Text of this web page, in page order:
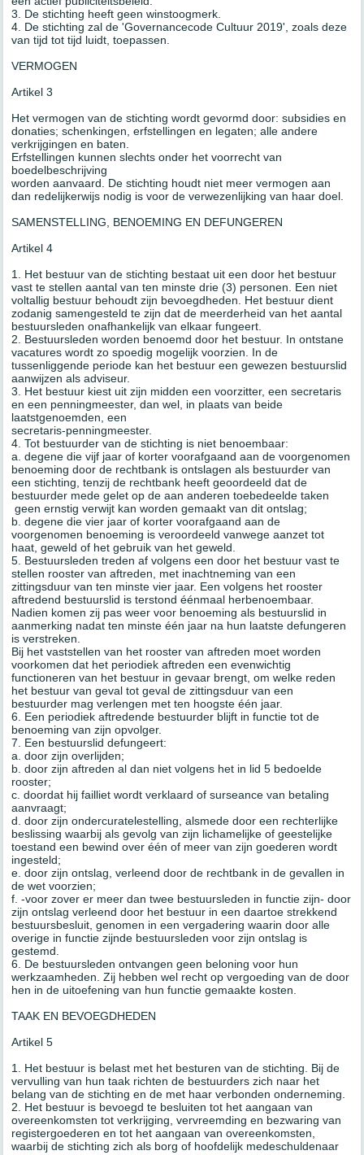
3. De stichting heeft geen winstoogmerk.
4. De stichting zal de 'Governancecode Cultuur 2019', zoals deze
van tijd tot tijd luidt, toepassen.
VERMOGEN
Artikel 3
Het vermogen van de stichting wordt gevormd door: subsidies en
donaties; schenkingen, erfstellingen en legaten; alle andere
verkrijgingen en baten.
Erfstellingen kunnen slechts onder het voorrecht van
boedelbeschrijving
worden aanvaard. De stichting houdt niet meer vermogen aan
dan redelijkerwijs nodig is voor de verwezenlijking van haar doel.
SAMENSTELLING, BENOEMING EN DEFUNGEREN
Artikel 4
1. Het bestuur van de stichting bestaat uit een door het bestuur
vast te stellen aantal van ten minste drie (3) personen. Een niet
voltallig bestuur behoudt zijn bevoegdheden. Het bestuur dient
zodanig samengesteld te zijn dat de meerderheid van het aantal
bestuursleden onafhankelijk van elkaar fungeert.
2. Bestuursleden worden benoemd door het bestuur. In ontstane
vacatures wordt zo spoedig mogelijk voorzien. In de
tussenliggende periode kan het bestuur een gewezen bestuurslid
aanwijzen als adviseur.
3. Het bestuur kiest uit zijn midden een voorzitter, een secretaris
en een penningmeester, dan wel, in plaats van beide
laatstgenoemden, een
secretaris-penningmeester.
4. Tot bestuurder van de stichting is niet benoembaar:
a. degene die vijf jaar of korter voorafgaand aan de voorgenomen
benoeming door de rechtbank is ontslagen als bestuurder van
een stichting, tenzij de rechtbank heeft geoordeeld dat de
bestuurder mede gelet op de aan anderen toebedeelde taken
geen ernstig verwijt kan worden gemaakt van dit ontslag;
b. degene die vier jaar of korter voorafgaand aan de
voorgenomen benoeming is veroordeeld vanwege aanzet tot
haat, geweld of het gebruik van het geweld.
5. Bestuursleden treden af volgens een door het bestuur vast te
stellen rooster van aftreden, met inachtneming van een
zittingsduur van ten minste vier jaar. Een volgens het rooster
aftredend bestuurslid is terstond éénmaal herbenoembaar.
Nadien komen zij pas weer voor benoeming als bestuurslid in
aanmerking nadat ten minste één jaar na hun laatste defungeren
is verstreken.
Bij het vaststellen van het rooster van aftreden moet worden
voorkomen dat het periodiek aftreden een evenwichtig
functioneren van het bestuur in gevaar brengt, om welke reden
het bestuur van geval tot geval de zittingsduur van een
bestuurder mag verlengen met ten hoogste één jaar.
6. Een periodiek aftredende bestuurder blijft in functie tot de
benoeming van zijn opvolger.
7. Een bestuurslid defungeert:
a. door zijn overlijden;
b. door zijn aftreden al dan niet volgens het in lid 5 bedoelde
rooster;
c. doordat hij failliet wordt verklaard of surseance van betaling
aanvraagt;
d. door zijn ondercuratelestelling, alsmede door een rechterlijke
beslissing waarbij als gevolg van zijn lichamelijke of geestelijke
toestand een bewind over één of meer van zijn goederen wordt
ingesteld;
e. door zijn ontslag, verleend door de rechtbank in de gevallen in
de wet voorzien;
f. -voor zover er meer dan twee bestuursleden in functie zijn- door
zijn ontslag verleend door het bestuur in een daartoe strekkend
bestuursbesluit, genomen in een vergadering waarin door alle
overige in functie zijnde bestuursleden voor zijn ontslag is
gestemd.
6. De bestuursleden ontvangen geen beloning voor hun
werkzaamheden. Zij hebben wel recht op vergoeding van de door
hen in de uitoefening van hun functie gemaakte kosten.
TAAK EN BEVOEGDHEDEN
Artikel 5
1. Het bestuur is belast met het besturen van de stichting. Bij de
vervulling van hun taak richten de bestuurders zich naar het
belang van de stichting en de met haar verbonden onderneming.
2. Het bestuur is bevoegd te besluiten tot het aangaan van
overeenkomsten tot verkrijging, vervreemding en bezwaring van
registergoederen en tot het aangaan van overeenkomsten,
waarbij de stichting zich als borg of hoofdelijk medeschuldenaar